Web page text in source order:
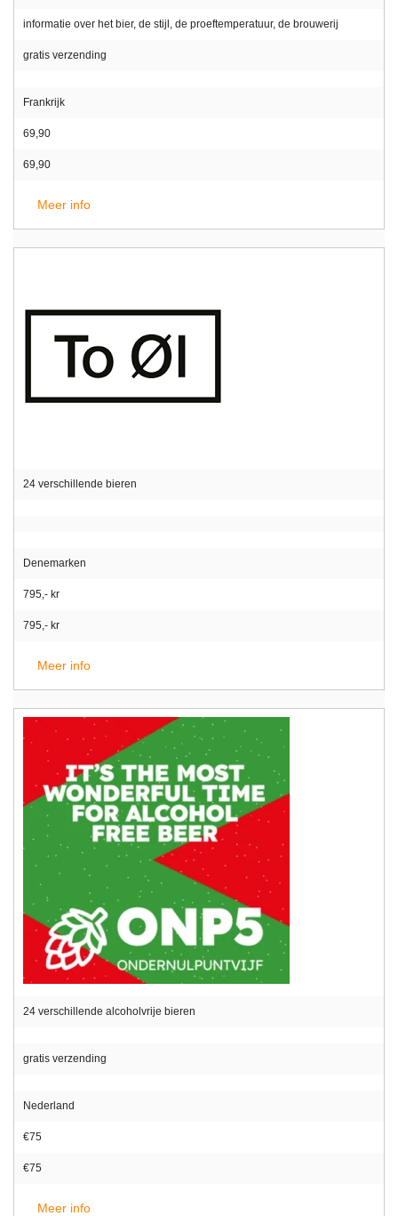
informatie over het bier, de stijl, de proeftemperatuur, de brouwerij
gratis verzending
Frankrijk
69,90
69,90
Meer info
24 verschillende bieren
Denemarken
795,- kr
795,- kr
Meer info
24 verschillende alcoholvrije bieren
gratis verzending
Nederland
€75
€75
Meer info